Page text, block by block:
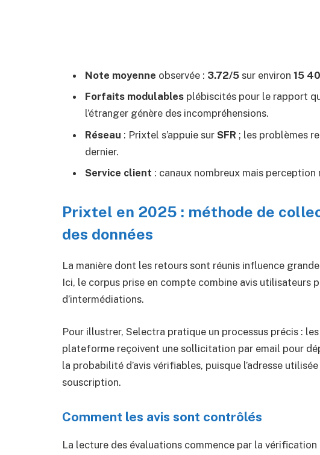
Note moyenne observée : 3.72/5 sur environ 15
Forfaits modulables plébiscités pour le rapport
l’étranger génère des incompréhensions.
Réseau : Prixtel s’appuie sur SFR ; les problèmes
dernier.
Service client : canaux nombreux mais
Prixtel en 2025 : méthode de
des données
La manière dont les retours sont réunis influence
Ici, le corpus prise en compte combine avis utilisateurs
d’intermédiations.
Pour illustrer, Selectra pratique un processus précis :
plateforme reçoivent une sollicitation par email pour
la probabilité d’avis vérifiables, puisque l’adresse
souscription.
Comment les avis sont contrôlés
La lecture des évaluations commence par la